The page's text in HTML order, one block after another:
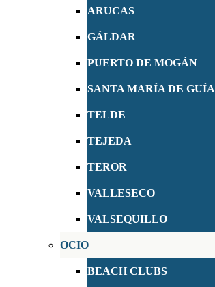
ARUCAS
GÁLDAR
PUERTO DE MOGÁN
SANTA MARÍA DE GUÍA
TELDE
TEJEDA
TEROR
VALLESECO
VALSEQUILLO
OCIO
BEACH CLUBS